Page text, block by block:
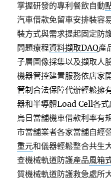
掌握研發的專利餐飲自動
汽車借款免留車安排裝容
裝方式與需求提起固定防
問題療程資料擷取DAQ產
子層圖像採集以及擷取人
機器管控建置服務依店家
管制合法保障代辦輕鬆擁
器和半導體Load Cell各式
烏日當舖機車借款利率有
市當舖業者各家當舖自經
重元和儀器輕鬆整合共生
查機械軌道防護產品風箱
質機械軌道防護救急處所